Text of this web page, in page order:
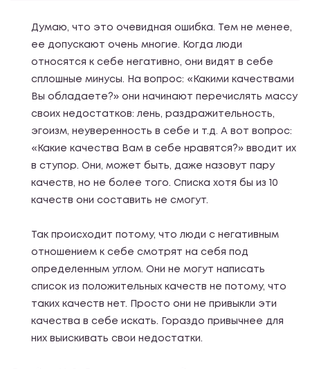
Думаю, что это очевидная ошибка. Тем не менее,
ее допускают очень многие. Когда люди
относятся к себе негативно, они видят в себе
сплошные минусы. На вопрос: «Какими качествами
Вы обладаете?» они начинают перечислять массу
своих недостатков: лень, раздражительность,
эгоизм, неуверенность в себе и т.д. А вот вопрос:
«Какие качества Вам в себе нравятся?» вводит их
в ступор. Они, может быть, даже назовут пару
качеств, но не более того. Списка хотя бы из 10
качеств они составить не смогут.
Так происходит потому, что люди с негативным
отношением к себе смотрят на себя под
определенным углом. Они не могут написать
список из положительных качеств не потому, что
таких качеств нет. Просто они не привыкли эти
качества в себе искать. Гораздо привычнее для
них выискивать свои недостатки.